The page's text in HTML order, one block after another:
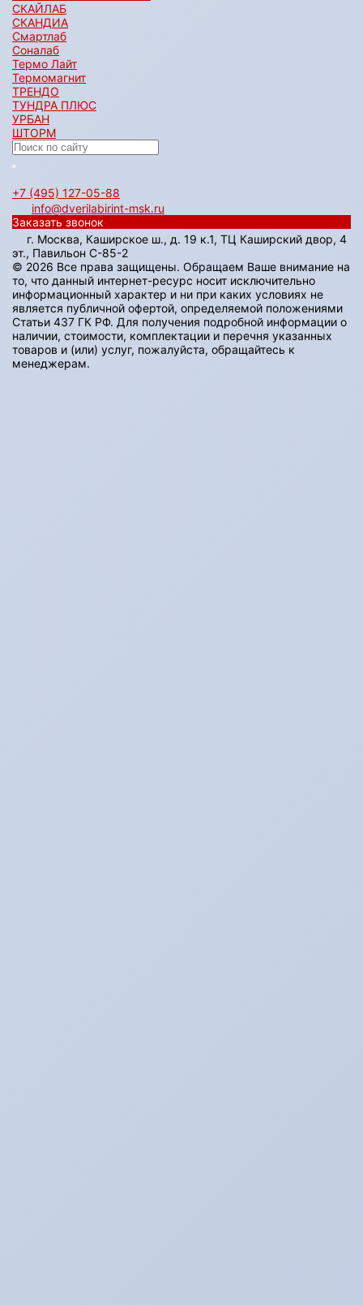
СКАЙЛАБ
СКАНДИA
Смартлаб
Соналаб
Термо Лайт
Термомагнит
ТРЕНДО
ТУНДРА ПЛЮС
УРБАН
ШТОРМ
+7 (495) 127-05-88‬
info@dverilabirint-msk.ru
Заказать звонок
г. Москва, Каширское ш., д. 19 к.1, ТЦ Каширский двор, 4
эт., Павильон C-85-2
© 2026 Все права защищены. Обращаем Ваше внимание на
то, что данный интернет-ресурс носит исключительно
информационный характер и ни при каких условиях не
является публичной офертой, определяемой положениями
Статьи 437 ГК РФ. Для получения подробной информации о
наличии, стоимости, комплектации и перечня указанных
товаров и (или) услуг, пожалуйста, обращайтесь к
менеджерам.